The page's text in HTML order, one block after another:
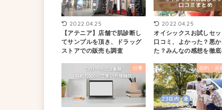
2022.04.25
【アテニア】店舗で肌診断し
てサンプルを頂き、ドラッグ
ストアでの販売も調査
2022.04.25
オイシックスお試しセ
口コミ、よかった？悪
た？みんなの感想を徹
仕事 節約・資